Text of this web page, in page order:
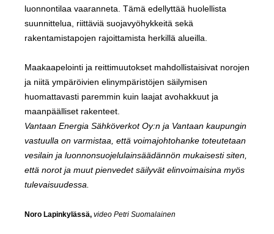
luonnontilaa vaaranneta. Tämä edellyttää huolellista
suunnittelua, riittäviä suojavyöhykkeitä sekä
rakentamistapojen rajoittamista herkillä alueilla.
Maakaapelointi ja reittimuutokset mahdollistaisivat norojen
ja niitä ympäröivien elinympäristöjen säilymisen
huomattavasti paremmin kuin laajat avohakkuut ja
maanpäälliset rakenteet.
Vantaan Energia Sähköverkot Oy:n ja Vantaan kaupungin
vastuulla on varmistaa, että voimajohtohanke toteutetaan
vesilain ja luonnonsuojelulainsäädännön mukaisesti siten,
että norot ja muut pienvedet säilyvät elinvoimaisina myös
tulevaisuudessa.
Noro Lapinkylässä, video Petri Suomalainen